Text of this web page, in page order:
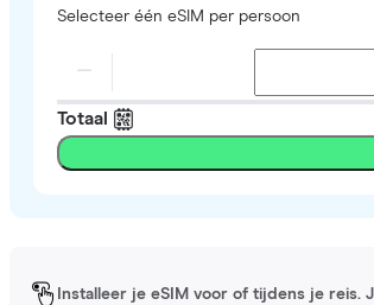
Selecteer één eSIM per persoon
Totaal
Installeer je eSIM voor of tijdens je reis.